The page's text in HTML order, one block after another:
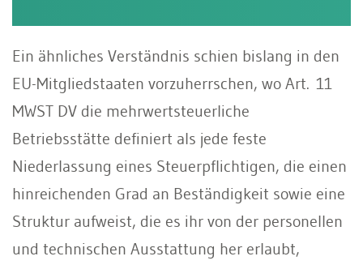
Ein ähnliches Verständnis schien bislang in den
EU-Mitgliedstaaten vorzuherrschen, wo Art. 11
MWST DV die mehrwertsteuerliche
Betriebsstätte definiert als jede feste
Niederlassung eines Steuerpflichtigen, die einen
hinreichenden Grad an Beständigkeit sowie eine
Struktur aufweist, die es ihr von der personellen
und technischen Ausstattung her erlaubt,